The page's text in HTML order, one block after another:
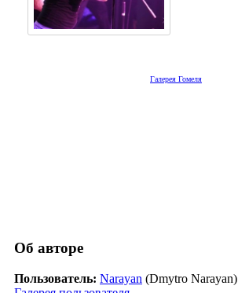
Галерея Гомеля
Об авторе
Пользователь: Narayan (Dmytro Narayan)